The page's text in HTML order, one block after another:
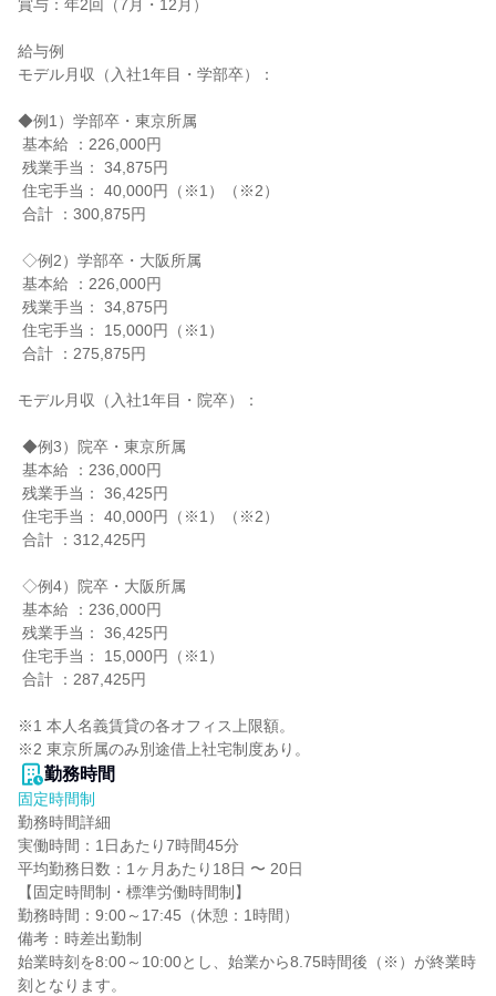
賞与：年2回（7月・12月）
給与例
モデル月収（入社1年目・学部卒）：
◆例1）学部卒・東京所属
モデル月収（入社1年目・院卒）：
※1 本人名義賃貸の各オフィス上限額。
※2 東京所属のみ別途借上社宅制度あり。
勤務時間
固定時間制
勤務時間詳細
実働時間：1日あたり7時間45分
平均勤務日数：1ヶ月あたり18日 〜 20日
【固定時間制・標準労働時間制】
勤務時間：9:00～17:45（休憩：1時間）
備考：時差出勤制
始業時刻を8:00～10:00とし、始業から8.75時間後（※）が終業時
刻となります。